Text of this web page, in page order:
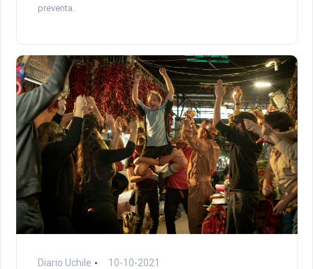
preventa.
Diario Uchile 10-10-2021